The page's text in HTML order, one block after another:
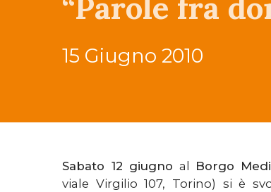
15 Giugno 2010
Sabato 12 giugno al Borgo
viale Virgilio 107, Torino) si è